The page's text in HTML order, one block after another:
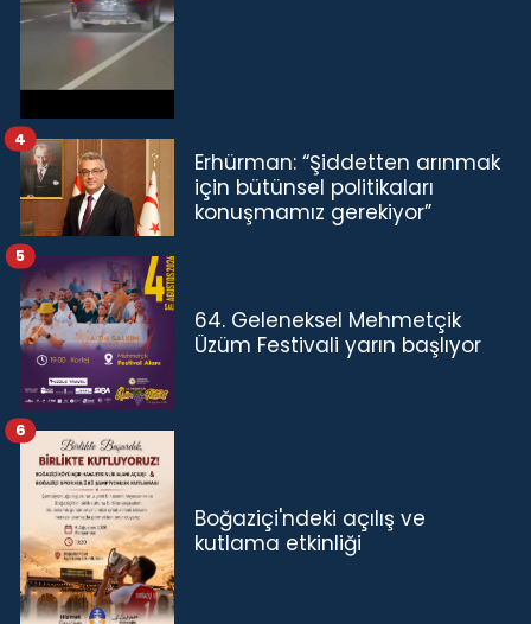
Erhürman: “Şiddetten arınmak
için bütünsel politikaları
konuşmamız gerekiyor”
4
64. Geleneksel Mehmetçik
Üzüm Festivali yarın başlıyor
5
Boğaziçi'ndeki açılış ve
kutlama etkinliği
6